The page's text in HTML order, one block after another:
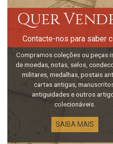
Quer
Contacte-nos para saber
Compramos coleções ou peças
de moedas, notas, selos,
militares, medalhas, postais
cartas antigas,
antiguidades e outros
colecionáveis.
SAIBA MAIS